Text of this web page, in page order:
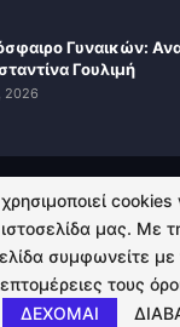
Γυναικών:
Γουλιμή
2026
ΑΠΟΡΡΗΤΟΥ
Kingsport.gr. All Rights
cookies
μας. Με
συμφωνείτε
τους
ΔΕΧΟΜΑΙ